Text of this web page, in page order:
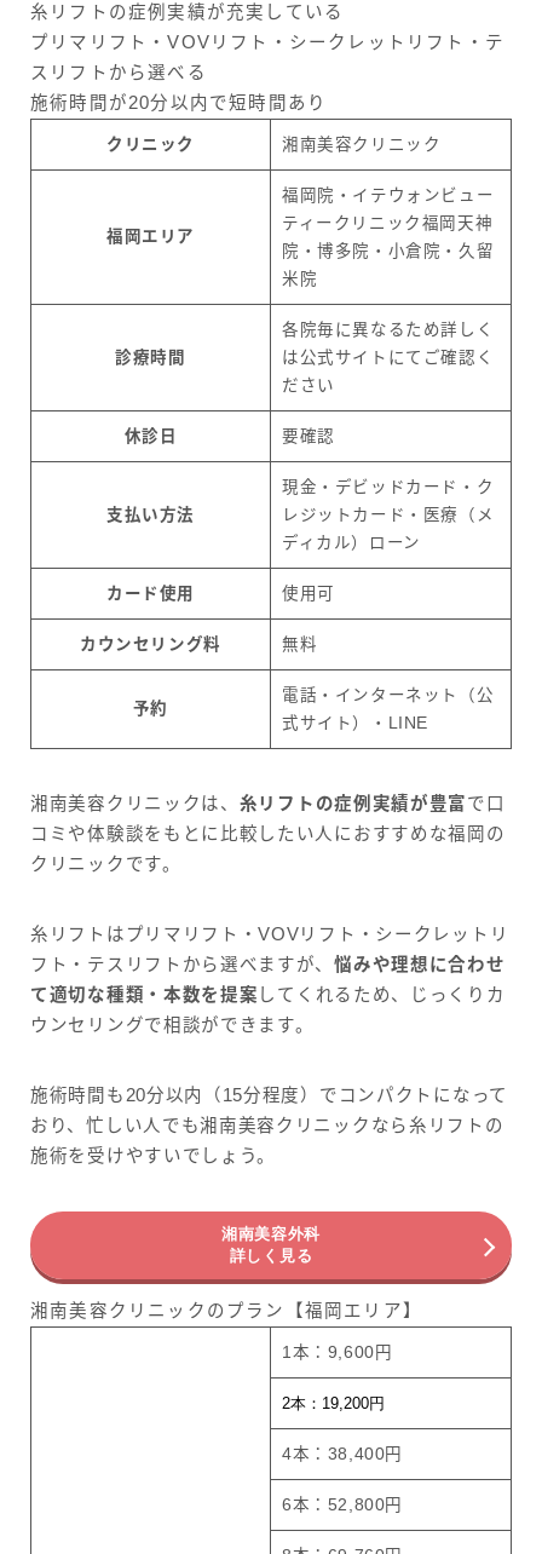
糸リフトの症例実績が充実している
プリマリフト・VOVリフト・シークレットリフト・テ
スリフトから選べる
施術時間が20分以内で短時間あり
クリニック 湘南美容クリニック
福岡エリア
福岡院・イテウォンビュー
ティークリニック福岡天神
院・博多院・小倉院・久留
米院
診療時間
各院毎に異なるため詳しく
は公式サイトにてご確認く
ださい
休診日 要確認
支払い方法
現金・デビッドカード・ク
レジットカード・医療（メ
ディカル）ローン
カード使用 使用可
カウンセリング料 無料
予約
電話・インターネット（公
式サイト）・LINE
湘南美容クリニックは、 糸リフトの症例実績が豊富で口
コミや体験談をもとに比較したい人におすすめな福岡の
クリニックです。
糸リフトはプリマリフト・VOVリフト・シークレットリ
フト・テスリフトから選べますが、悩みや理想に合わせ
て適切な種類・本数を提案 してくれるため、じっくりカ
ウンセリングで相談ができます。
施術時間も20分以内（15分程度）でコンパクトになって
おり、忙しい人でも湘南美容クリニックなら糸リフトの
施術を受けやすいでしょう。
湘南美容外科
詳しく見る
湘南美容クリニックのプラン【福岡エリア】
1本：9,600円
2本：19,200円
4本：38,400円
6本：52,800円